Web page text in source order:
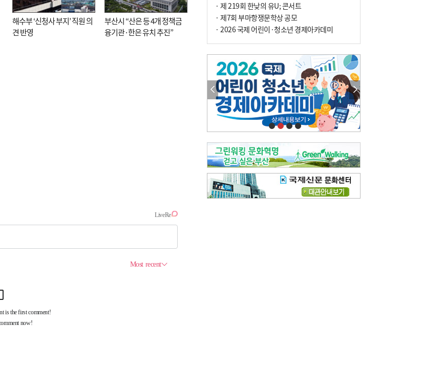
해수부 ‘신청사 부지’ 직원 의
견 반영
부산시 “산은 등 4개 정책금
융기관·한은 유치 추진”
· 제 219회 한낮의 유U; 콘서트
· 제7회 부마항쟁문학상 공모
· 2026 국제 어린이·청소년 경제아카데미